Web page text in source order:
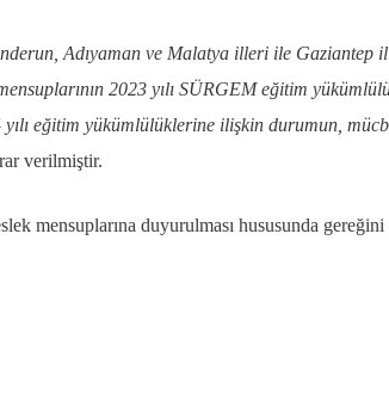
Adıyaman ve Malatya illeri ile Gaziantep
2023 yılı SÜRGEM eğitim
yılı eğitim yükümlülüklerine ilişkin durumun,
verilmiştir.
mensuplarına duyurulması hususunda